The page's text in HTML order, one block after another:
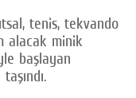
tenis, tekvando
alacak minik
başlayan